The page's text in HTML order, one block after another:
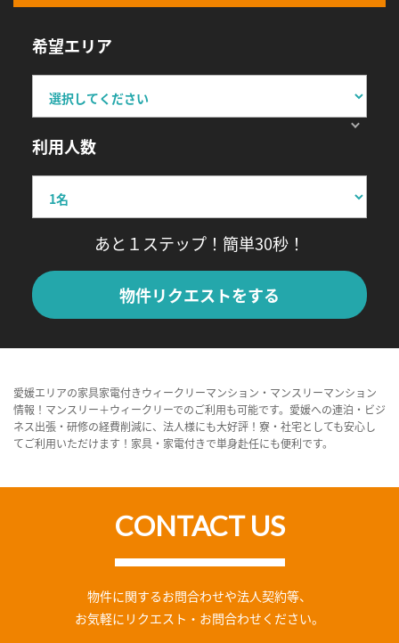
希望エリア
利用人数
あと１ステップ！簡単30秒！
物件リクエストをする
愛媛エリアの家具家電付きウィークリーマンション・マンスリーマンション
情報！マンスリー＋ウィークリーでのご利用も可能です。愛媛への連泊・ビジ
ネス出張・研修の経費削減に、法人様にも大好評！寮・社宅としても安心し
てご利用いただけます！家具・家電付きで単身赴任にも便利です。
CONTACT US
物件に関するお問合わせや法人契約等、
お気軽にリクエスト・お問合わせください。